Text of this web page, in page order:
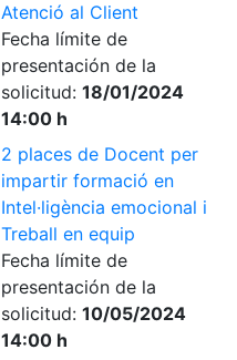
Atenció al Client
Fecha límite de
presentación de la
solicitud: 18/01/2024
14:00 h
2 places de Docent per
impartir formació en
Intel·ligència emocional i
Treball en equip
Fecha límite de
presentación de la
solicitud: 10/05/2024
14:00 h